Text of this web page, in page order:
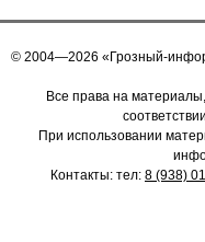
© 2004—2026 «Грозный-
Все права на
При использовании
Контакты: тел: 8 (938)